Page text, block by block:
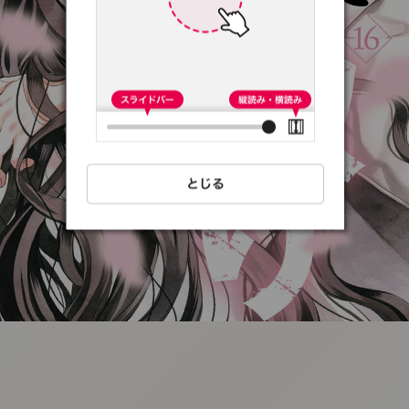
:692.15.692.3:t-
vnqp.lunrzsdszk.vn.oi